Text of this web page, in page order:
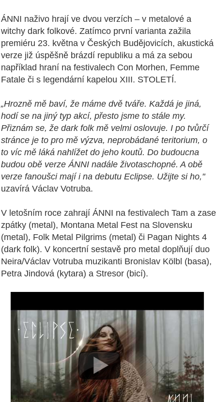
ÁNNI naživo hrají ve dvou verzích – v metalové a
witchy dark folkové. Zatímco první varianta zažila
premiéru 23. května v Českých Budějovicích, akustická
verze již úspěšně brázdí republiku a má za sebou
například hraní na festivalech Con Morhen, Femme
Fatale či s legendární kapelou XIII. STOLETÍ.
„Hrozně mě baví, že máme dvě tváře. Každá je jiná,
hodí se na jiný typ akcí, přesto jsme to stále my.
Přiznám se, že dark folk mě velmi oslovuje. I po tvůrčí
stránce je to pro mě výzva, neprobádané teritorium, o
to víc mě láká nahlížet do jeho koutů. Do budoucna
budou obě verze ÁNNI nadále životaschopné. A obě
verze fanoušci mají i na debutu Eclipse. Užijte si ho,"
uzavírá Václav Votruba.
V letošním roce zahrají ÁNNI na festivalech Tam a zase
zpátky (metal), Montana Metal Fest na Slovensku
(metal), Folk Metal Pilgrims (metal) či Pagan Nights 4
(dark folk). V koncertní sestavě pro metal doplňují duo
Neira/Václav Votruba muzikanti Bronislav Kölbl (basa),
Petra Jindová (kytara) a Stresor (bicí).